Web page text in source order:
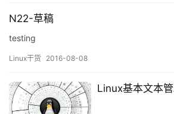
操作：s命令 替…
N22-草稿
testing
Linux干货 2016-08-08
Linux基本文本